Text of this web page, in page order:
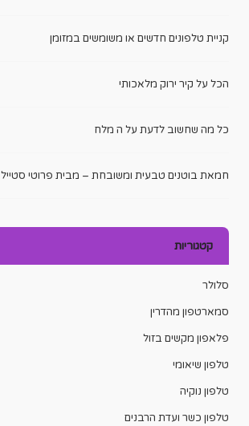
קניית טלפונים חדשים או משומשים במזומן
הכל על קיר ירוק מלאכותי
כל מה שחשוב לדעת על ה מלח
חמאת בוטנים טבעית ומשובחת – מבית פרוטי סטייל
קטגוריות
סלולר
סמארטפון מהדרין
פלאפון מקשים בזול
טלפון שיאומי
טלפון נוקיה
טלפון כשר ועדת הרבנים